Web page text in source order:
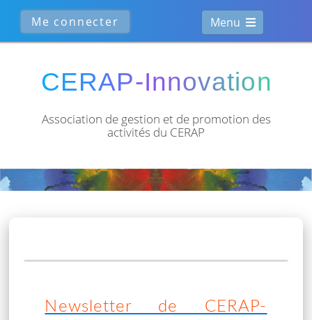
Menu
Association de gestion et de promotion des
activités du CERAP
Newsletter de CERAP-